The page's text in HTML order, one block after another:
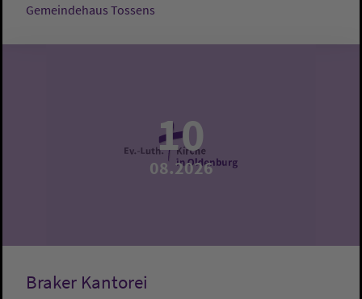
Gemeindehaus Tossens
10
08.2026
Braker Kantorei